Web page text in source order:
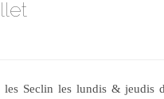
les Seclin les lundis & jeudis